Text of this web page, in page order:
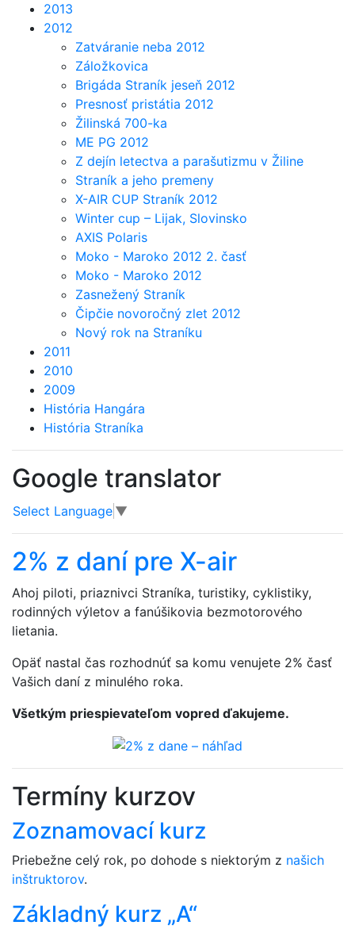
2013
2012
Zatváranie neba 2012
Záložkovica
Brigáda Straník jeseň 2012
Presnosť pristátia 2012
Žilinská 700-ka
ME PG 2012
Z dejín letectva a parašutizmu v Žiline
Straník a jeho premeny
X-AIR CUP Straník 2012
Winter cup – Lijak, Slovinsko
AXIS Polaris
Moko - Maroko 2012 2. časť
Moko - Maroko 2012
Zasnežený Straník
Čipčie novoročný zlet 2012
Nový rok na Straníku
2011
2010
2009
História Hangára
História Straníka
Google translator
Select Language ▼
2% z daní pre X-air
Ahoj piloti, priaznivci Straníka, turistiky, cyklistiky,
rodinných výletov a fanúšikovia bezmotorového
lietania.
Opäť nastal čas rozhodnúť sa komu venujete 2% časť
Vašich daní z minulého roka.
Všetkým priespievateľom vopred ďakujeme.
Termíny kurzov
Zoznamovací kurz
Priebežne celý rok, po dohode s niektorým z našich
inštruktorov.
Základný kurz „A“